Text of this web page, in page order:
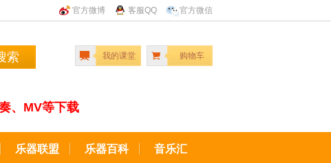
官方微博 客服QQ 官方微信
索 我的课堂 购物车
、MV等下载
乐器联盟 乐器百科 音乐汇